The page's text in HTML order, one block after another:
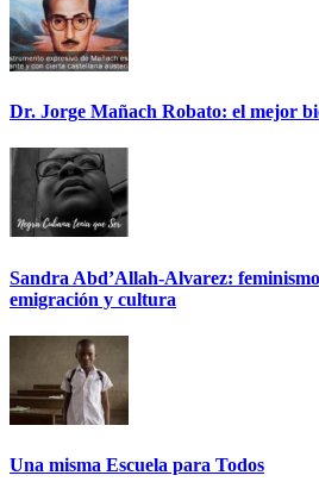
Dr. Jorge Mañach Robato: el mejor
Sandra Abd’Allah-Alvarez:
emigración y cultura
Una misma Escuela para Todos